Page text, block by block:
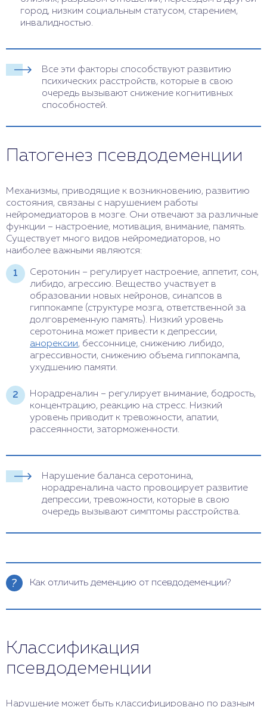
город, низким социальным статусом, старением,
инвалидностью.
Все эти факторы способствуют развитию
психических расстройств, которые в свою
очередь вызывают снижение когнитивных
способностей.
Патогенез псевдодеменции
Механизмы, приводящие к возникновению, развитию
состояния, связаны с нарушением работы
нейромедиаторов в мозге. Они отвечают за различные
функции – настроение, мотивация, внимание, память.
Существует много видов нейромедиаторов, но
наиболее важными являются:
Серотонин – регулирует настроение, аппетит, сон,
либидо, агрессию. Вещество участвует в
образовании новых нейронов, синапсов в
гиппокампе (структуре мозга, ответственной за
долговременную память). Низкий уровень
серотонина может привести к депрессии,
анорексии, бессоннице, снижению либидо,
агрессивности, снижению объема гиппокампа,
ухудшению памяти.
Норадреналин – регулирует внимание, бодрость,
концентрацию, реакцию на стресс. Низкий
уровень приводит к тревожности, апатии,
рассеянности, заторможенности.
Нарушение баланса серотонина,
норадреналина часто провоцирует развитие
депрессии, тревожности, которые в свою
очередь вызывают симптомы расстройства.
Как отличить деменцию от псевдодеменции?
Деменция и псевдодеменция – состояния, при
деменция и псевдодеменция имеют разные
причины, отличаются по ряду признаков. Для
распознавания можно обратить внимание на
расстройство), динамика (прогрессирующее или
Классификация
псевдодеменции
Нарушение может быть классифицировано по разным